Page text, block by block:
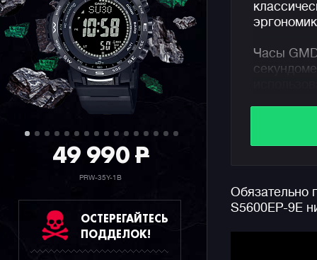
49 990P
PRW-35Y-1B
ОСТЕРЕГАЙТЕСЬ
ПОДДЕЛОК!
Часы
стал
Обязательно
S5600EP-9E